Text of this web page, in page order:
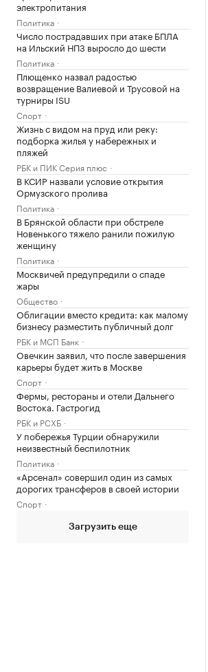
электропитания
Политика
Число пострадавших при атаке БПЛА
на Ильский НПЗ выросло до шести
Политика
Плющенко назвал радостью
возвращение Валиевой и Трусовой на
турниры ISU
Спорт
Жизнь с видом на пруд или реку:
подборка жилья у набережных и
пляжей
РБК и ПИК Серия плюс
В КСИР назвали условие открытия
Ормузского пролива
Политика
В Брянской области при обстреле
Новенького тяжело ранили пожилую
женщину
Политика
Москвичей предупредили о спаде
жары
Общество
Облигации вместо кредита: как малому
бизнесу разместить публичный долг
РБК и МСП Банк
Овечкин заявил, что после завершения
карьеры будет жить в Москве
Спорт
Фермы, рестораны и отели Дальнего
Востока. Гастрогид
РБК и РСХБ
У побережья Турции обнаружили
неизвестный беспилотник
Политика
«Арсенал» совершил один из самых
дорогих трансферов в своей истории
Спорт
Загрузить еще